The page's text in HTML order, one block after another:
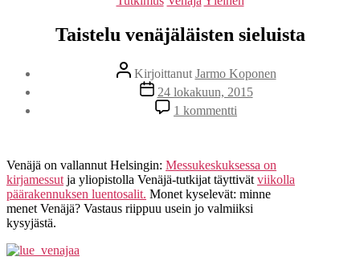
Taistelu venäjäläisten sieluista
Kirjoittaja
Kirjoittanut Jarmo Koponen
Julkaisupäivämäärä
24 lokakuun, 2015
1 kommentti
Taistelu
Venäjä on vallannut Helsingin: Messukeskuksessa on
kirjamessut ja yliopistolla Venäjä-tutkijat täyttivät viikolla
päärakennuksen luentosalit. Monet kyselevät: minne
menet Venäjä? Vastaus riippuu usein jo valmiiksi
kysyjästä.